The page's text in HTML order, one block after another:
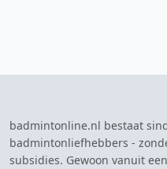
badmintonline.nl bestaat
badmintonliefhebbers -
subsidies. Gewoon vanuit